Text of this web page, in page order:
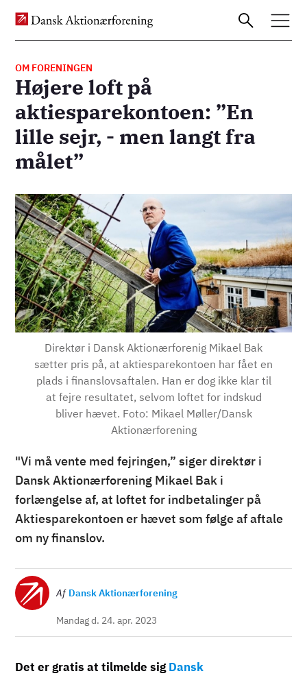
Gå
til
hovedindhold
OM FORENINGEN
Højere loft på
aktiesparekontoen: ”En
lille sejr, - men langt fra
målet”
Billede
Direktør i Dansk Aktionærforenig Mikael Bak
sætter pris på, at aktiesparekontoen har fået en
plads i finanslovsaftalen. Han er dog ikke klar til
at fejre resultatet, selvom loftet for indskud
bliver hævet. Foto: Mikael Møller/Dansk
Aktionærforening
"Vi må vente med fejringen,” siger direktør i
Dansk Aktionærforening Mikael Bak i
forlængelse af, at loftet for indbetalinger på
Aktiesparekontoen er hævet som følge af aftale
om ny finanslov.
Billede
Af Dansk Aktionærforening
Mandag d. 24. apr. 2023
Det er gratis at tilmelde sigDansk